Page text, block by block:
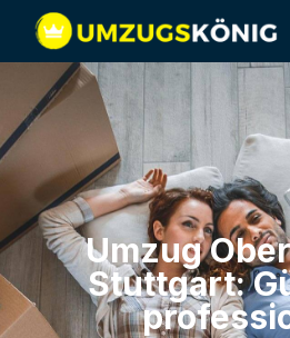
Umzug
Stuttgart: